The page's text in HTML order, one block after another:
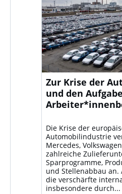
Zur Krise der
und den
Die Krise der
Automobilindustrie
Mercedes,
zahlreiche
Sparprogramme,
und Stellenabbau an.
die verschärfte
insbesondere durch...